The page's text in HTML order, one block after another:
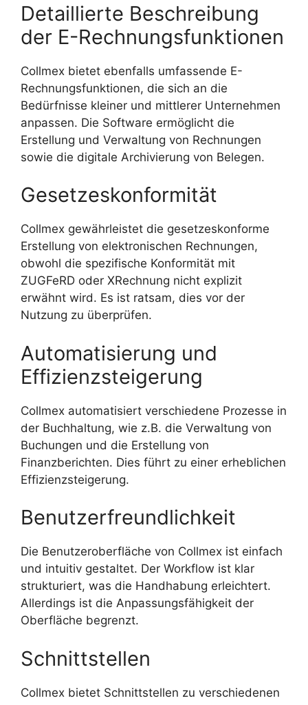
Detaillierte Beschreibung
der E-Rechnungsfunktionen
Collmex bietet ebenfalls umfassende E-
Rechnungsfunktionen, die sich an die
Bedürfnisse kleiner und mittlerer Unternehmen
anpassen. Die Software ermöglicht die
Erstellung und Verwaltung von Rechnungen
sowie die digitale Archivierung von Belegen.
Gesetzeskonformität
Collmex gewährleistet die gesetzeskonforme
Erstellung von elektronischen Rechnungen,
obwohl die spezifische Konformität mit
ZUGFeRD oder XRechnung nicht explizit
erwähnt wird. Es ist ratsam, dies vor der
Nutzung zu überprüfen.
Automatisierung und
Effizienzsteigerung
Collmex automatisiert verschiedene Prozesse in
der Buchhaltung, wie z.B. die Verwaltung von
Buchungen und die Erstellung von
Finanzberichten. Dies führt zu einer erheblichen
Effizienzsteigerung.
Benutzerfreundlichkeit
Die Benutzeroberfläche von Collmex ist einfach
und intuitiv gestaltet. Der Workflow ist klar
strukturiert, was die Handhabung erleichtert.
Allerdings ist die Anpassungsfähigkeit der
Oberfläche begrenzt.
Schnittstellen
Collmex bietet Schnittstellen zu verschiedenen